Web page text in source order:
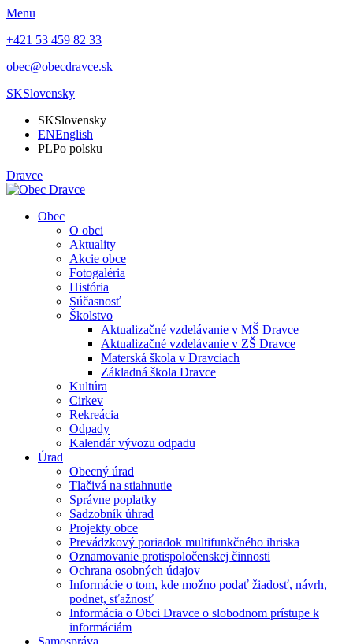
Menu
+421 53 459 82 33
obec@obecdravce.sk
SKSlovensky
SKSlovensky
ENEnglish
PLPo polsku
Dravce
Obec
O obci
Aktuality
Akcie obce
Fotogaléria
História
Súčasnosť
Školstvo
Aktualizačné vzdelávanie v MŠ Dravce
Aktualizačné vzdelávanie v ZŠ Dravce
Materská škola v Dravciach
Základná škola Dravce
Kultúra
Cirkev
Rekreácia
Odpady
Kalendár vývozu odpadu
Úrad
Obecný úrad
Tlačivá na stiahnutie
Správne poplatky
Sadzobník úhrad
Projekty obce
Prevádzkový poriadok multifunkčného ihriska
Oznamovanie protispoločenskej činnosti
Ochrana osobných údajov
Informácie o tom, kde možno podať žiadosť, návrh,
podnet, sťažnosť
Informácia o Obci Dravce o slobodnom prístupe k
informáciám
Samospráva